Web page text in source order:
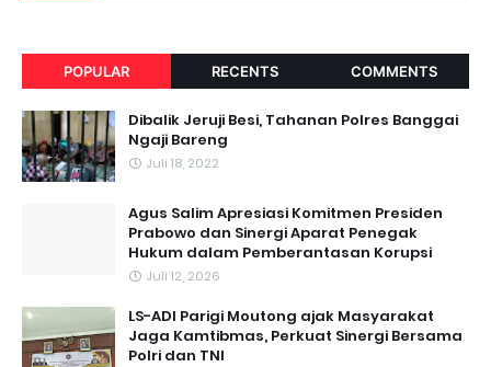
POPULAR RECENTS COMMENTS
Dibalik Jeruji Besi, Tahanan Polres Banggai
Ngaji Bareng
Juli 18, 2022
Agus Salim Apresiasi Komitmen Presiden
Prabowo dan Sinergi Aparat Penegak
Hukum dalam Pemberantasan Korupsi
Juli 12, 2026
LS-ADI Parigi Moutong ajak Masyarakat
Jaga Kamtibmas, Perkuat Sinergi Bersama
Polri dan TNI